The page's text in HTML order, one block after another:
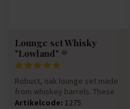
Lounge set Whisky
"Lowland" ®
Robust, oak lounge set made
from whiskey barrels. These
barrels have contained w...
Artikelcode: 1275